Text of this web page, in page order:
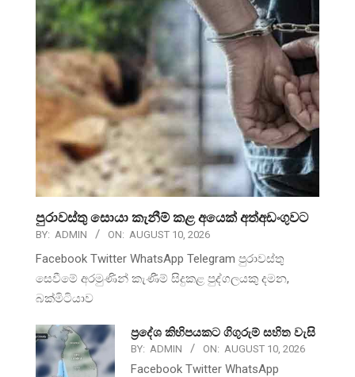
පුරාවස්තු සොයා කැනීම් කළ අයෙක් අත්අඩංගුවට
BY: ADMIN ON: AUGUST 10, 2026
Facebook Twitter WhatsApp Telegram පුරාවස්තු
සෙවීමේ අරමුණින් කැණීම් සිදුකළ පුද්ගලයකු දමන,
බක්මිටියාව
ප්‍රදේශ කිහිපයකට ගිගුරුම් සහිත වැසි
BY: ADMIN ON: AUGUST 10, 2026
Facebook Twitter WhatsApp